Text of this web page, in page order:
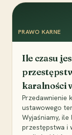
PRAWO KARNE
Ile czasu
karalności
Przedawnienie
ustawowego
Wyjaśniamy,
przestępstwa i